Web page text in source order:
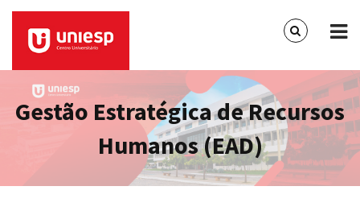
Gestão Estratégica de Recursos
Humanos (EAD)